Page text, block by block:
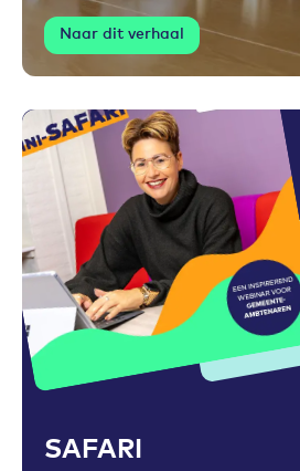
Naar dit verhaal
Toevoegen aan favorieten
SAFARI